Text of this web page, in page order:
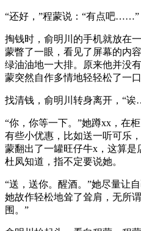
“还好，”程蒙说：“有点吧……”
掏钱时，俞明川的手机就放在
蒙瞥了一眼，看见了屏幕的内
绿油油地一大排。原来他并没
蒙突然自作多情地轻轻松了一口
找清钱，俞明川转身离开，“
“你，你等一下。”她蹲xx，在
有些小优惠，比如送一听可乐
蒙翻出了一罐旺仔牛x，这算
杜凤知道，指不定要说她。
“送，送你。醒酒。”她尽量让
她故作轻松地耸了耸肩，无所
围。”